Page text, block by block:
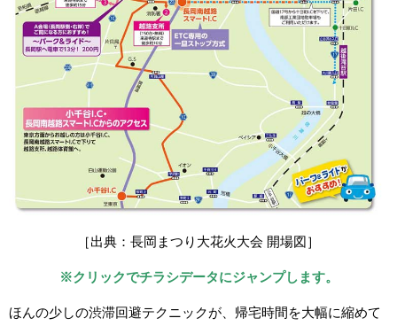
［出典：長岡まつり大花火大会 開場図］
※クリックでチラシデータにジャンプします。
ほんの少しの渋滞回避テクニックが、帰宅時間を大幅に縮めて